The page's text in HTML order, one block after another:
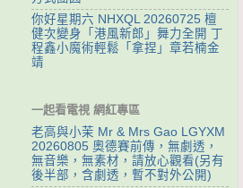
你好星期六 NHXQL 20260725 檀
健次變身「港風新郎」舞力全開 丁
程鑫小魔術輕鬆「拿捏」章若楠金
靖
一起看電視 網紅專區
老高與小茉 Mr & Mrs Gao LGYXM
20260805 奧德賽前傳，無劇透，
無音樂，無素材，請放心觀看(另有
後半部，含劇透，暫不對外公開)